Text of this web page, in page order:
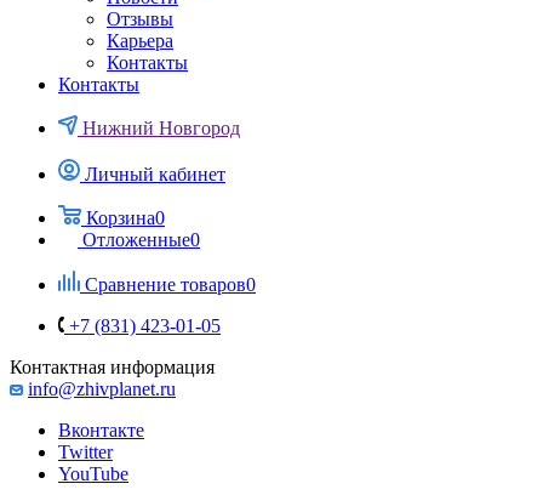
Отзывы
Карьера
Контакты
Контакты
Нижний Новгород
Личный кабинет
Корзина0
Отложенные0
Сравнение товаров0
+7 (831) 423-01-05
Контактная информация
info@zhivplanet.ru
Вконтакте
Twitter
YouTube